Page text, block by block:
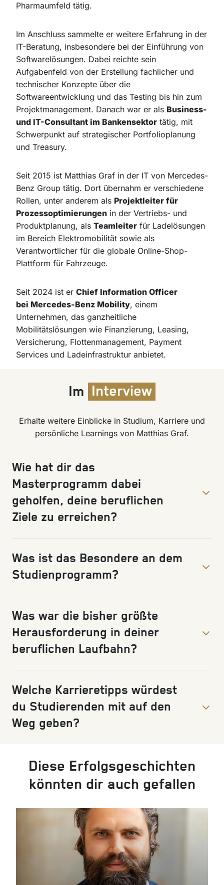
Pharmaumfeld tätig.
Im Anschluss sammelte er weitere Erfahrung in der
IT-Beratung, insbesondere bei der Einführung von
Softwarelösungen. Dabei reichte sein
Aufgabenfeld von der Erstellung fachlicher und
technischer Konzepte über die
Softwareentwicklung und das Testing bis hin zum
Projektmanagement. Danach war er als Business-
und IT-Consultant im Bankensektor tätig, mit
Schwerpunkt auf strategischer Portfolioplanung
und Treasury.
Seit 2015 ist Matthias Graf in der IT von Mercedes-
Benz Group tätig. Dort übernahm er verschiedene
Rollen, unter anderem als Projektleiter für
Prozessoptimierungen in der Vertriebs- und
Produktplanung, als Teamleiter für Ladelösungen
im Bereich Elektromobilität sowie als
Verantwortlicher für die globale Online-Shop-
Plattform für Fahrzeuge.
Seit 2024 ist er Chief Information Officer
bei Mercedes-Benz Mobility, einem
Unternehmen, das ganzheitliche
Mobilitätslösungen wie Finanzierung, Leasing,
Versicherung, Flottenmanagement, Payment
Services und Ladeinfrastruktur anbietet.
Im Interview
Erhalte weitere Einblicke in Studium, Karriere und
persönliche Learnings von Matthias Graf.
Wie hat dir das
Masterprogramm dabei
geholfen, deine beruflichen
Ziele zu erreichen?
Was ist das Besondere an dem
Studienprogramm?
Was war die bisher größte
Herausforderung in deiner
beruflichen Laufbahn?
Welche Karrieretipps würdest
du Studierenden mit auf den
Weg geben?
Diese Erfolgsgeschichten
könnten dir auch gefallen